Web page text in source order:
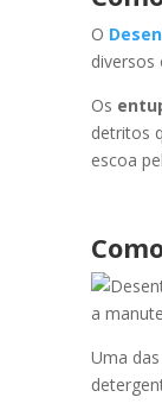
O
Os
detritos
escoa
a
Uma